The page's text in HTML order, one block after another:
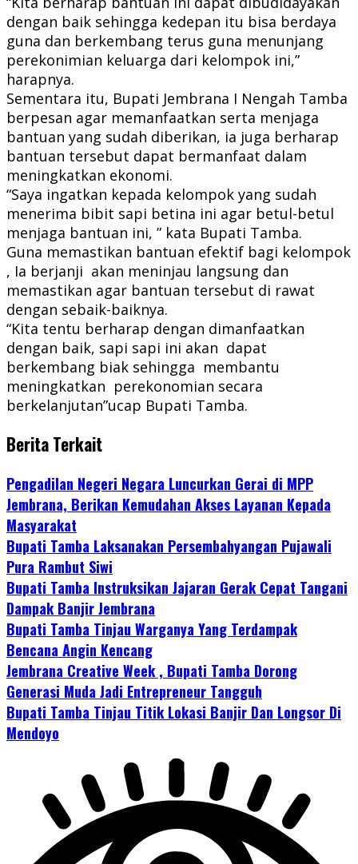
dengan baik sehingga kedepan itu bisa berdaya
guna dan berkembang terus guna menunjang
perekonimian keluarga dari kelompok ini,”
harapnya.
Sementara itu, Bupati Jembrana I Nengah Tamba
berpesan agar memanfaatkan serta menjaga
bantuan yang sudah diberikan, ia juga berharap
bantuan tersebut dapat bermanfaat dalam
meningkatkan ekonomi.
“Saya ingatkan kepada kelompok yang sudah
menerima bibit sapi betina ini agar betul-betul
menjaga bantuan ini, ” kata Bupati Tamba.
Guna memastikan bantuan efektif bagi kelompok
, Ia berjanji akan meninjau langsung dan
memastikan agar bantuan tersebut di rawat
dengan sebaik-baiknya.
“Kita tentu berharap dengan dimanfaatkan
dengan baik, sapi sapi ini akan dapat
berkembang biak sehingga membantu
meningkatkan perekonomian secara
berkelanjutan”ucap Bupati Tamba.
Berita Terkait
Pengadilan Negeri Negara Luncurkan Gerai di MPP
Jembrana, Berikan Kemudahan Akses Layanan Kepada
Masyarakat
Bupati Tamba Laksanakan Persembahyangan Pujawali
Pura Rambut Siwi
Bupati Tamba Instruksikan Jajaran Gerak Cepat Tangani
Dampak Banjir Jembrana
Bupati Tamba Tinjau Warganya Yang Terdampak
Bencana Angin Kencang
Jembrana Creative Week , Bupati Tamba Dorong
Generasi Muda Jadi Entrepreneur Tangguh
Bupati Tamba Tinjau Titik Lokasi Banjir Dan Longsor Di
Mendoyo